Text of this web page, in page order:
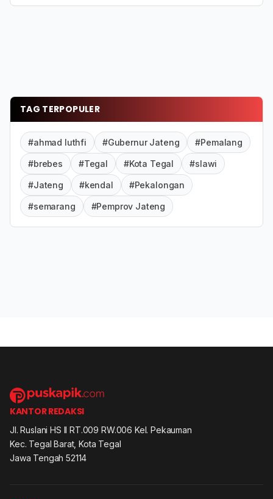
TAG TERPOPULER
#ahmad luthfi #Gubernur Jateng #Pemalang
#brebes #Tegal #Kota Tegal #slawi
#Jateng #kendal #Pekalongan
#semarang #Pemprov Jateng
KANTOR REDAKSI
Jl. Ruslani HS II RT.009 RW.006 Kel. Pekauman
Kec. Tegal Barat, Kota Tegal
Jawa Tengah 52114